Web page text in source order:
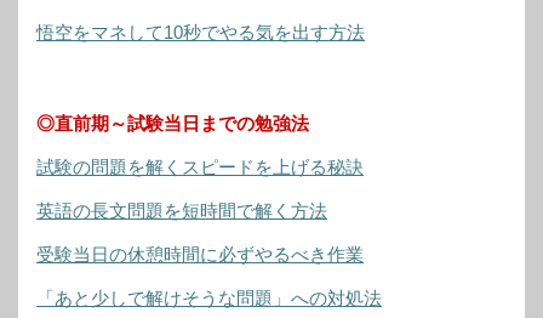
悟空をマネして10秒でやる気を出す方法
◎直前期～試験当日までの勉強法
試験の問題を解くスピードを上げる秘訣
英語の長文問題を短時間で解く方法
受験当日の休憩時間に必ずやるべき作業
「あと少しで解けそうな問題」への対処法